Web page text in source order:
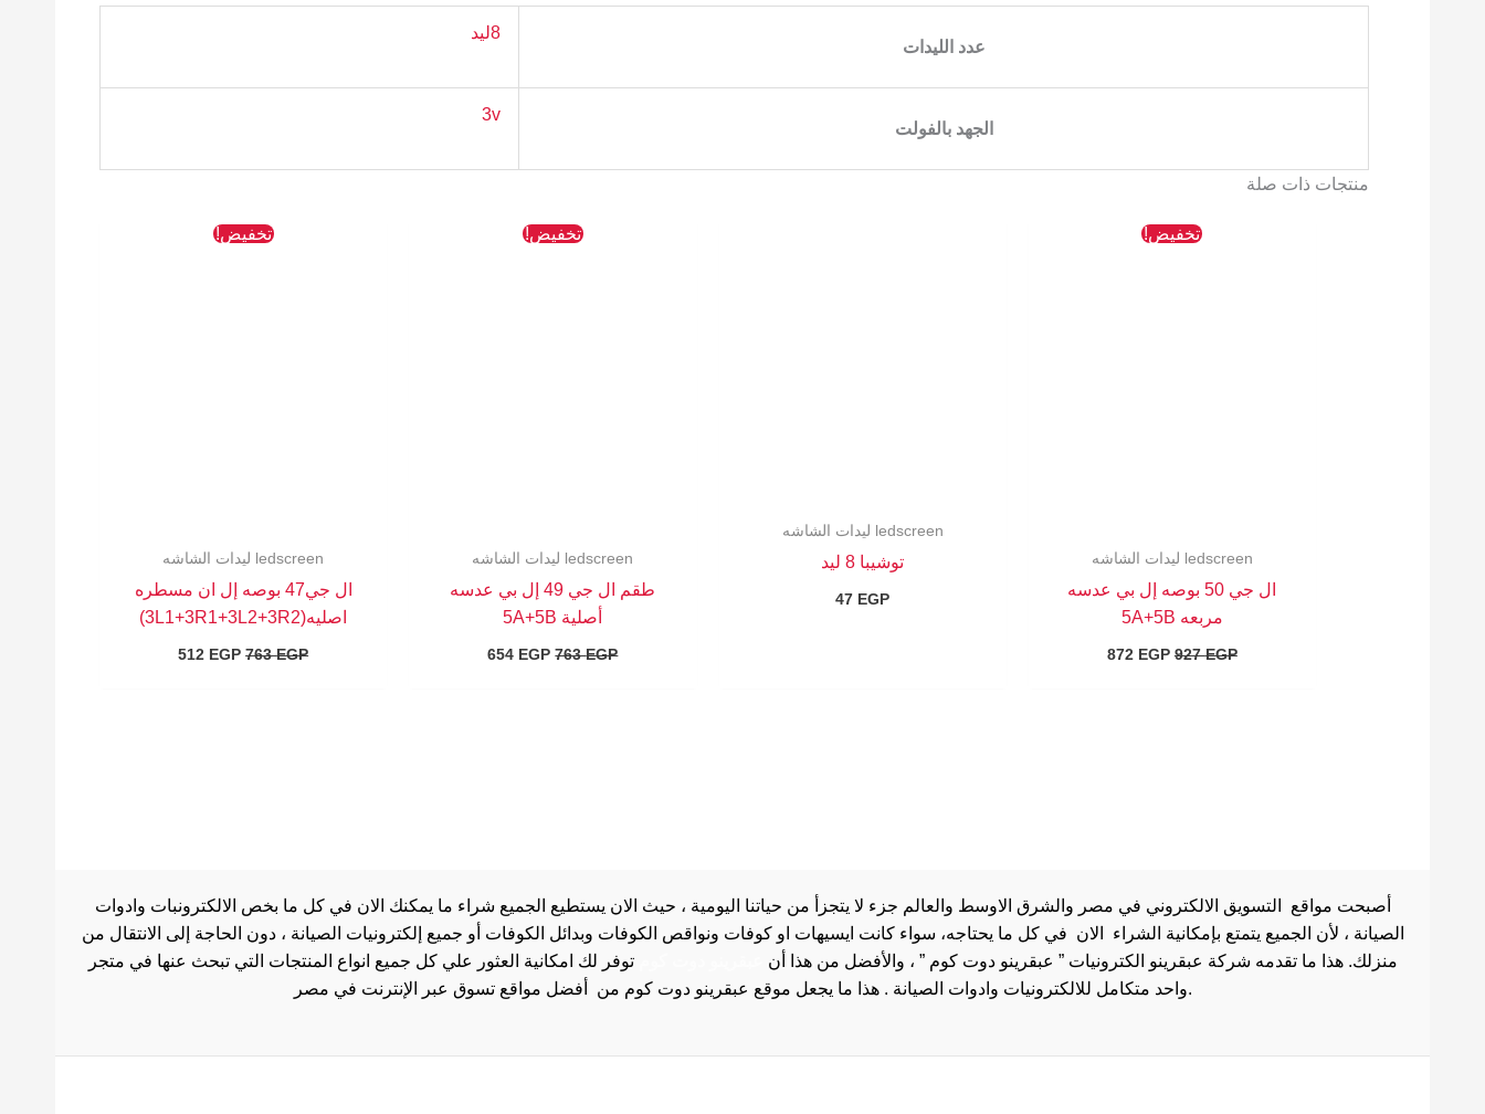
عدد الليدات
8ليد
الجهد بالفولت
3v
منتجات ذات صلة
تخفيض!
ledscreen ليدات الشاشه
ال جي 50 بوصه إل بي عدسه
مربعه 5A+5B
927EGP
السعر
الأصلي
872 EGP
ledscreen ليدات الشاشه
توشيبا 8 ليد
47 EGP
تخفيض!
ledscreen ليدات الشاشه
طقم ال جي 49 إل بي عدسه
أصلية 5A+5B
763EGP
السعر
الأصلي
654 EGP
تخفيض!
ledscreen ليدات الشاشه
ال جي47 بوصه إل ان مسطره
اصليه(3L1+3R1+3L2+3R2)
763EGP
السعر
الأصلي
512 EGP
أصبحت مواقع التسويق الالكتروني في مصر والشرق الاوسط والعالم جزء لا يتجزأ من حياتنا اليومية ، حيث الان يستطيع الجميع شراء ما يمكنك الان في كل ما بخص الالكترونبات وادوات
الصيانة ، لأن الجميع يتمتع بإمكانية الشراء الان في كل ما يحتاجه، سواء كانت ايسيهات او كوفات ونواقص الكوفات وبدائل الكوفات أو جميع إلكترونيات الصيانة ، دون الحاجة إلى الانتقال من
منزلك. هذا ما تقدمه شركة عبقرينو الكترونيات ” عبقرينو دوت كوم ” ، والأفضل من هذا أن
توفر لك امكانية العثور علي كل جميع انواع المنتجات التي تبحث عنها في متجر
واحد متكامل للالكترونيات وادوات الصيانة . هذا ما يجعل موقع عبقرينو دوت كوم من أفضل مواقع تسوق عبر الإنترنت في مصر.